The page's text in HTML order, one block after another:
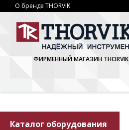
О бренде THORVIK
ФИРМЕННЫЙ МАГАЗИН THORVIK
Каталог оборудования